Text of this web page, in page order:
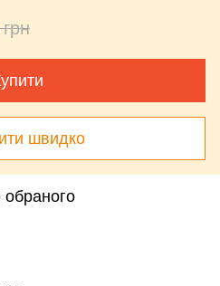
швидко
обраного